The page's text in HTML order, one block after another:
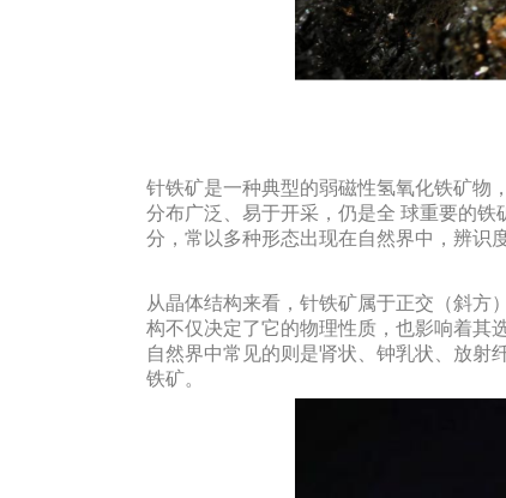
针铁矿是一种典型的弱磁性氢氧化铁矿物
分布广泛、易于开采，仍是全 球重要的
分，常以多种形态出现在自然界中，辨识
从晶体结构来看，针铁矿属于正交（斜方
构不仅决定了它的物理性质，也影响着其
自然界中常见的则是肾状、钟乳状、放射
铁矿。